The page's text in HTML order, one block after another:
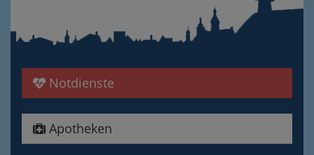
Notdienste
Apotheken